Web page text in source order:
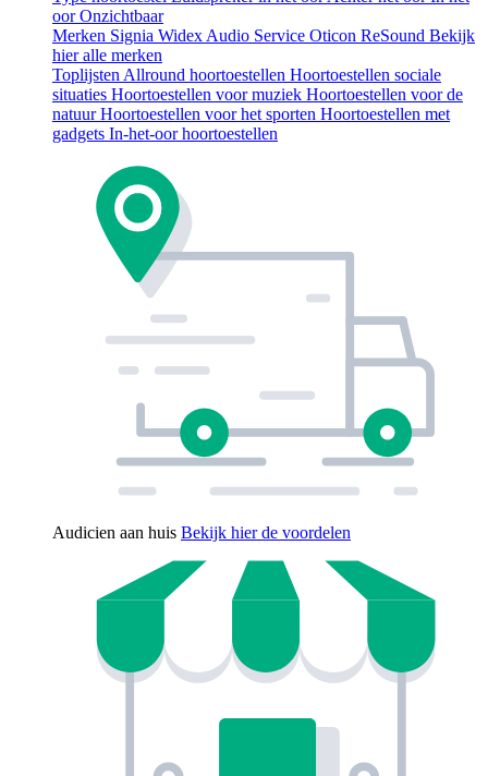
oorOnzichtbaar
Merken Signia Widex Audio Service Oticon ReSound Bekijk
hier alle merken
Toplijsten Allround hoortoestellen Hoortoestellen sociale
situaties Hoortoestellen voor muziek Hoortoestellen voor de
natuurHoortoestellen voor het sporten Hoortoestellen met
gadgets In-het-oor hoortoestellen
Audicien aan huis Bekijk hier de voordelen